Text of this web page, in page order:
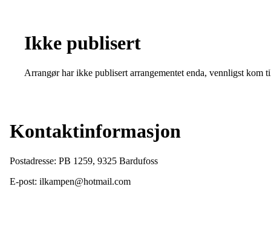
Ikke publisert
Arrangør har ikke publisert arrangementet enda, vennligst kom
Kontaktinformasjon
Postadresse: PB 1259, 9325 Bardufoss
E-post: ilkampen@hotmail.com